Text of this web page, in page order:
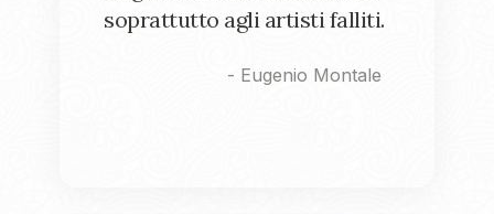
soprattutto agli artisti falliti.
- Eugenio Montale